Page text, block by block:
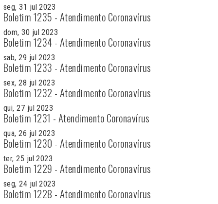
seg, 31 jul 2023
Boletim 1235 - Atendimento Coronavírus
dom, 30 jul 2023
Boletim 1234 - Atendimento Coronavírus
sab, 29 jul 2023
Boletim 1233 - Atendimento Coronavírus
sex, 28 jul 2023
Boletim 1232 - Atendimento Coronavírus
qui, 27 jul 2023
Boletim 1231 - Atendimento Coronavírus
qua, 26 jul 2023
Boletim 1230 - Atendimento Coronavírus
ter, 25 jul 2023
Boletim 1229 - Atendimento Coronavírus
seg, 24 jul 2023
Boletim 1228 - Atendimento Coronavírus